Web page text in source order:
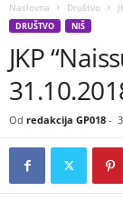
Naslovna Društvo
DRUŠTVO NIŠ
JKP
Od redakcija GP018 -